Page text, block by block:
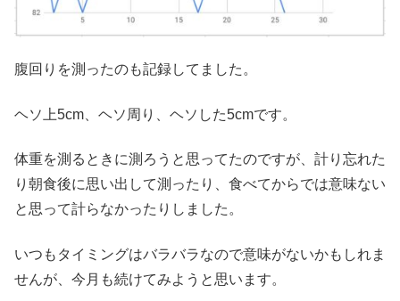
腹回りを測ったのも記録してました。
ヘソ上5cm、ヘソ周り、ヘソした5cmです。
体重を測るときに測ろうと思ってたのですが、計り忘れた
り朝食後に思い出して測ったり、食べてからでは意味ない
と思って計らなかったりしました。
いつもタイミングはバラバラなので意味がないかもしれま
せんが、今月も続けてみようと思います。